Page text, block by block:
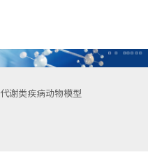
代谢类疾病动物模型